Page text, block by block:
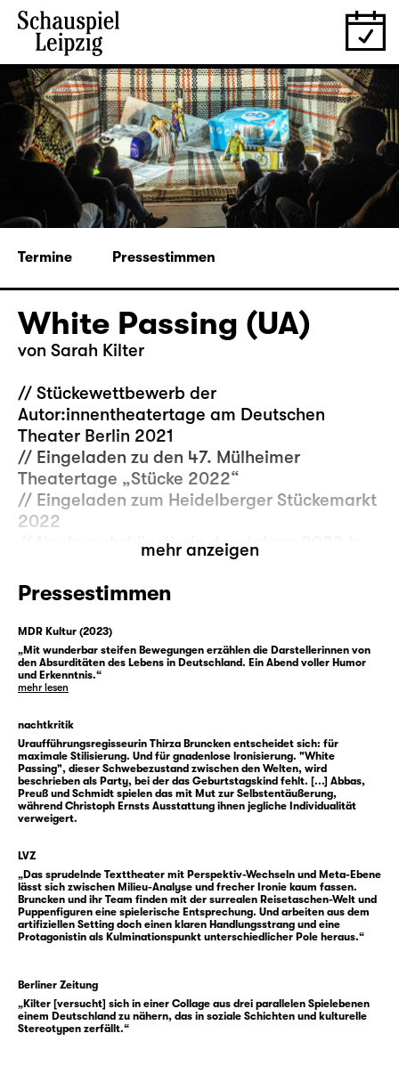
Termine Pressestimmen
White Passing (UA)
von Sarah Kilter
// Stückewettbewerb der
Autor:innentheatertage am Deutschen
Theater Berlin 2021
// Eingeladen zu den 47. Mülheimer
Theatertage „Stücke 2022“
// Eingeladen zum Heidelberger Stückemarkt
2022
// Nachwuchskünstlerin des Jahres 2022 in
der Kritiker:innen-Umfrage der Zeitschrift
„Theater heute“ ist Sarah Kilter
// Christoph Ernst war in der Kategorie
„Raum“ mit „White Passing“ (UA) für den
Deutschen Theaterpreis DER FAUST 2022
nominiert.
Man beweist einen bestimmten Geschmack,
ein entsprechendes Milieu und dass man es
sich leisten kann. Logisch, so jemand ist
materialistisch und sicher nicht links. Hat
man allerdings ein kostspieliges Tattoo,
landläufig nicht am Image einer
antikapitalistischen Gesinnung — solange
das Motiv stimmt. Ihmchen empfindet das als
scheinheilig. Wie auch so vieles andere, das
sie ihrer deutschen Heimat attestiert. Selbst
der eigenen Charlottenburger Haustür lauern
die blinden Flecken, die niemand sehen will.
Gerade nicht diejenigen, die sich als
mehr anzeigen
Pressestimmen
MDR Kultur (2023)
„Mit wunderbar steifen Bewegungen erzählen die Darstellerinnen von
den Absurditäten des Lebens in Deutschland. Ein Abend voller Humor
und Erkenntnis.“
mehr lesen
nachtkritik
Uraufführungsregisseurin Thirza Bruncken entscheidet sich: für
maximale Stilisierung. Und für gnadenlose lronisierung. "White
Passing", dieser Schwebezustand zwischen den Welten, wird
beschrieben als Party, bei der das Geburtstagskind fehlt. [...] Abbas,
Preuß und Schmidt spielen das mit Mut zur Selbstentäußerung,
während Christoph Ernsts Ausstattung ihnen jegliche Individualität
verweigert.
LVZ
„Das sprudelnde Texttheater mit Perspektiv-Wechseln und Meta-Ebene
lässt sich zwischen Milieu-Analyse und frecher Ironie kaum fassen.
Bruncken und ihr Team finden mit der surrealen Reisetaschen-Welt und
Puppenfiguren eine spielerische Entsprechung. Und arbeiten aus dem
artifiziellen Setting doch einen klaren Handlungsstrang und eine
Protagonistin als Kulminationspunkt unterschiedlicher Pole heraus.“
Berliner Zeitung
„Kilter [versucht] sich in einer Collage aus drei parallelen Spielebenen
einem Deutschland zu nähern, das in soziale Schichten und kulturelle
Stereotypen zerfällt.“